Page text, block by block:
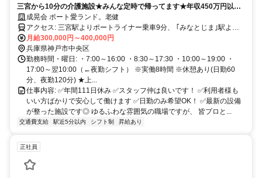
三宮から10分の介護施設★みんな定時で帰ってます★年収450万円以上
可能★
成晃会 ポート愛ランド。老健
アクセス: 三宮駅よりポートライナー乗車9分、 ｢みなとじま｣駅より
徒歩1分(ほぼ直結) ※マイカー通勤OK(無料駐車場有)
月給300,000円～400,000円
兵庫県神戸市中央区
勤務時間・曜日: ・7:00～16:00 ・8:30～17:30 ・10:00～19:00 ・
17:00～翌10:00（←夜勤シフト） ※実働8時間 ※休憩あり(日勤60
分、夜勤120分) ★上...
仕事内容: ✅年間111日休み ✅スタッフ仲は良いです！ ✅利用者様も
いい方ばかりで安心して働けます ✅日勤のみ希望OK！ ✅最新の設備
が整った施設です◎ ゆるふわな雰囲気の職場ですが、 皆プロと...
交通費支給 駅近5分以内 シフト制 昇給あり
正社員